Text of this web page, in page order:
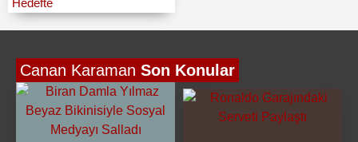
Hedefte
Canan Karaman Son Konular